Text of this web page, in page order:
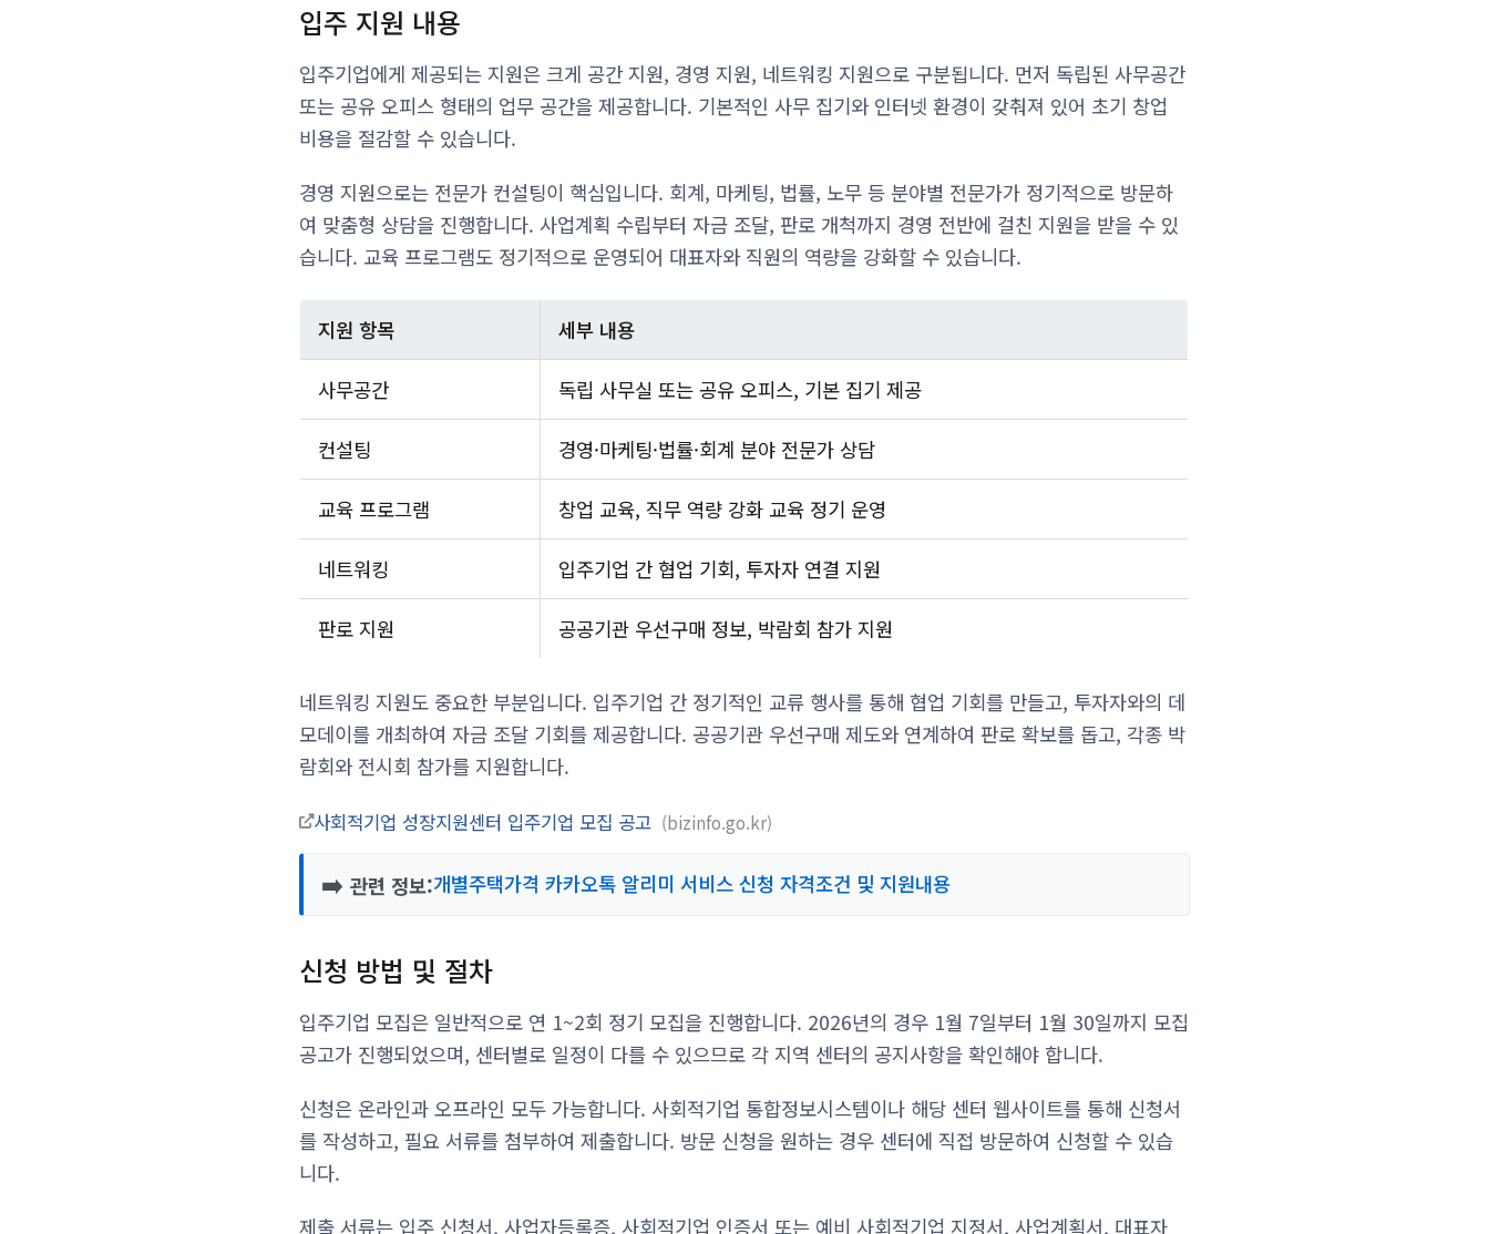
입주 지원 내용
입주기업에게 제공되는 지원은 크게 공간 지원, 경영 지원, 네트워킹 지원으로 구분됩니다. 먼저 독립된 사무공간
또는 공유 오피스 형태의 업무 공간을 제공합니다. 기본적인 사무 집기와 인터넷 환경이 갖춰져 있어 초기 창업
비용을 절감할 수 있습니다.
경영 지원으로는 전문가 컨설팅이 핵심입니다. 회계, 마케팅, 법률, 노무 등 분야별 전문가가 정기적으로 방문하
여 맞춤형 상담을 진행합니다. 사업계획 수립부터 자금 조달, 판로 개척까지 경영 전반에 걸친 지원을 받을 수 있
습니다. 교육 프로그램도 정기적으로 운영되어 대표자와 직원의 역량을 강화할 수 있습니다.
지원 항목 세부 내용
사무공간 독립 사무실 또는 공유 오피스, 기본 집기 제공
컨설팅 경영·마케팅·법률·회계 분야 전문가 상담
교육 프로그램 창업 교육, 직무 역량 강화 교육 정기 운영
네트워킹 입주기업 간 협업 기회, 투자자 연결 지원
판로 지원 공공기관 우선구매 정보, 박람회 참가 지원
네트워킹 지원도 중요한 부분입니다. 입주기업 간 정기적인 교류 행사를 통해 협업 기회를 만들고, 투자자와의 데
모데이를 개최하여 자금 조달 기회를 제공합니다. 공공기관 우선구매 제도와 연계하여 판로 확보를 돕고, 각종 박
람회와 전시회 참가를 지원합니다.
사회적기업 성장지원센터 입주기업 모집 공고 bizinfo.go.kr
➡️ 관련 정보:개별주택가격 카카오톡 알리미 서비스 신청 자격조건 및 지원내용
신청 방법 및 절차
입주기업 모집은 일반적으로 연 1~2회 정기 모집을 진행합니다. 2026년의 경우 1월 7일부터 1월 30일까지 모집
공고가 진행되었으며, 센터별로 일정이 다를 수 있으므로 각 지역 센터의 공지사항을 확인해야 합니다.
신청은 온라인과 오프라인 모두 가능합니다. 사회적기업 통합정보시스템이나 해당 센터 웹사이트를 통해 신청서
를 작성하고, 필요 서류를 첨부하여 제출합니다. 방문 신청을 원하는 경우 센터에 직접 방문하여 신청할 수 있습
니다.
제출 서류는 입주 신청서, 사업자등록증, 사회적기업 인증서 또는 예비 사회적기업 지정서, 사업계획서, 대표자